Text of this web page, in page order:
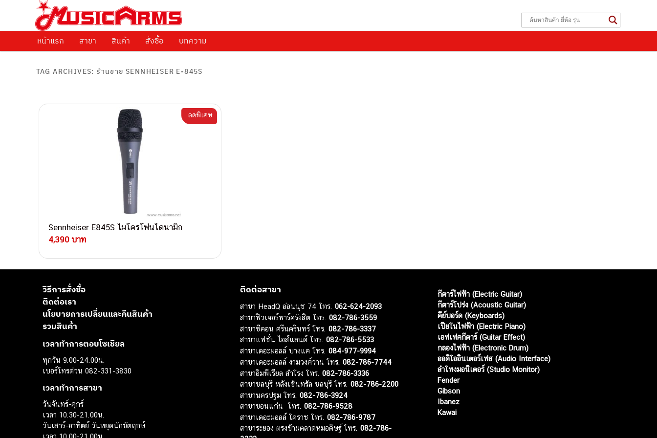
Music Arms
ศูนย์รวมครื่องดนตรีทุกชนิด ตั้งแต่เริ่มต้นถึงมืออาชีพ
Skip to primary content
Skip to secondary content
หน้าแรก สาขา สินค้า สั่งซื้อ บทความ
TAG ARCHIVES: ร้านขาย SENNHEISER E-845S
Sennheiser E845S ไมโครโฟนไดนามิก
4,390 บาท
ลดพิเศษ
วิธีการสั่งซื้อ
ติดต่อเรา
นโยบายการเปลี่ยนและคืนสินค้า
รวมสินค้า
เวลาทำการตอบโซเชียล
ทุกวัน 9.00-24.00น.
เบอร์โทรด่วน 082-331-3830
เวลาทำการสาขา
วันจันทร์-ศุกร์
เวลา 10.30-21.00น.
วันเสาร์-อาทิตย์ วันหยุดนักขัตฤกษ์
เวลา 10.00-21.00น.
ติดต่อสาขา
สาขา HeadQ อ่อนนุช 74 โทร.062-624-2093
สาขาฟิวเจอร์พาร์ครังสิต โทร.082-786-3559
สาขาซีคอน ศรีนครินทร์ โทร.082-786-3337
สาขาแฟชั่น ไอส์แลนด์ โทร.082-786-5533
สาขาเดอะมอลล์ บางแค โทร.084-977-9994
สาขาเดอะมอลล์ งามวงศ์วาน โทร.082-786-7744
สาขาอิมพีเรียล สำโรง โทร.082-786-3336
สาขาชลบุรี หลังเซ็นทรัล ชลบุรี โทร.082-786-2200
สาขานครปฐม โทร.082-786-3924
สาขาขอนแก่น โทร.082-786-9528
สาขาเดอะมอลล์ โคราช โทร.082-786-9787
สาขาระยอง ตรงข้ามตลาดหมอดิษฐ์ โทร.082-786-
กีตาร์ไฟฟ้า (Electric Guitar)
กีตาร์โปร่ง (Acoustic Guitar)
คีย์บอร์ด (Keyboards)
เปียโนไฟฟ้า (Electric Piano)
เอฟเฟคกีตาร์ (Guitar Effect)
กลองไฟฟ้า (Electronic Drum)
ออดิโออินเตอร์เฟส (Audio Interface)
ลำโพงมอนิเตอร์ (Studio Monitor)
Fender
Gibson
Ibanez
Kawai